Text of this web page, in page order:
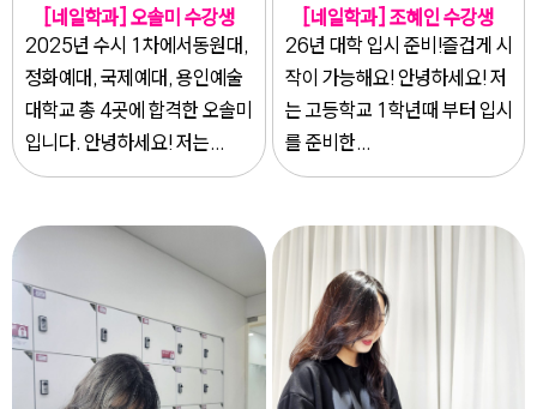
[네일학과] 오솔미 수강생
2025년 수시 1차에서동원대,
정화예대, 국제예대, 용인예술
대학교 총 4곳에 합격한 오솔미
입니다. 안녕하세요! 저는...
[네일학과] 조혜인 수강생
26년 대학 입시 준비!즐겁게 시
작이 가능해요! 안녕하세요! 저
는 고등학교 1학년때 부터 입시
를 준비한...